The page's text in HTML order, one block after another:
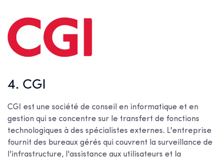
4. CGI
CGI est une société de conseil en informatique et en
gestion qui se concentre sur le transfert de fonctions
technologiques à des spécialistes externes. L'entreprise
fournit des bureaux gérés qui couvrent la surveillance de
l'infrastructure, l'assistance aux utilisateurs et la